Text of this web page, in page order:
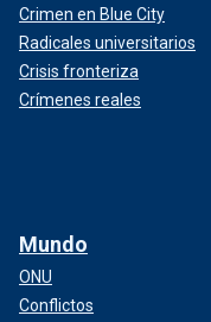
Crimen en Blue City
Radicales universitarios
Crisis fronteriza
Crímenes reales
Mundo
ONU
Conflictos